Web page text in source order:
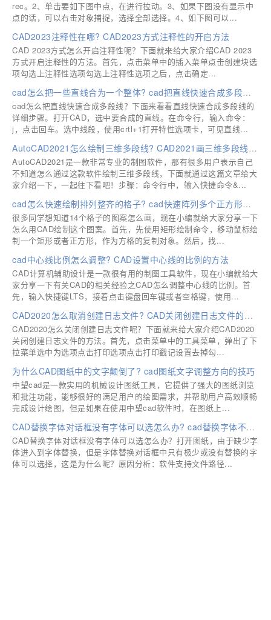
rec。2、单击要如下图中点，在进行拉动。3、如果下图没有显示中
点的话，可以右击对象捕捉，选择全部选择。4、如下图可以...
CAD2023注释性在哪? CAD2023方式注释性的开启方法
CAD 2023方式怎么开启注释性呢？下面就来给大家介绍CAD 2023
方式开启注释性的方法。首先，点击菜单中的插入菜单点击创建块选
项勾选上注释性选项勾选上注释性选项之后，点击确定...
cad怎么把一些直线合为一个整体? cad把直线快速合成多段线的技巧
cad怎么把直线快速合成多段线？下面来看看直线快速合成多段线的
详细步骤。打开CAD，选中要合成的直线。在命令行，输入命令：
j，点击回车。选中线段，使用crtl+1打开特性选项卡，可见直线...
AutoCAD2021怎么绘制三维多段线? CAD2021画三维多段线详细步骤
AutoCAD2021是一款非常专业的制图软件，那有很多用户表示自己
不知道怎么通过这款软件绘制三维多段线，下面就通过这篇文章给大
家介绍一下，一起往下看吧！步骤：命令行中，输入快捷命令&...
cad怎么快速绘制排列整齐的格子? cad快速阵列多个正方形格子的技巧
很多同学想知道14个格子的图案怎么画，现在小编就给大家分享一下
怎么用CAD绘制这个图案。首先，先使用矩形绘制命令，移动鼠标绘
制一个矩形或者正方形，作为方格的复制对象。然后，找...
cad中心线比例怎么调整? CAD设置中心线的比例的方法
CAD计算机辅助设计是一款很有用的制图工具软件，现在小编就给大
家分享一下有关CAD的相关经验之CAD怎么调整中心线的比例。首
先，输入快捷键LTS，接着点击键盘回车键或者空格键，使用...
CAD2020怎么取消创建日志文件? CAD关闭创建日志文件的技巧
CAD2020怎么关闭创建日志文件呢？下面就来给大家介绍CAD2020
关闭创建日志文件的方法。首先，点击菜单中的工具菜单，弹出了下
拉菜单选中为选项点击打印选项点击打印戳记设置去掉勾...
为什么CAD图纸中的文字颠倒了? cad图纸文字调整方向的技巧
中望cad是一款实用的机械设计图纸工具，它提供了强大的图纸浏览
和批注功能，能够很好的满足用户的绘图需求，并帮助用户高效顺畅
完成设计绘图，但是如果在使用中望cad软件时，在图纸上...
CAD替换字体对话框没有字体可以选怎么办? cad替换字体不显示的解决办法
CAD替换字体对话框没有字体可以选怎么办？打开图纸，由于缺少字
体进入到字体替换，但是字体替换对话框中只有极少或没有替换的字
体可以选择，这是为什么呢？原因分析：软件支持文件路径...